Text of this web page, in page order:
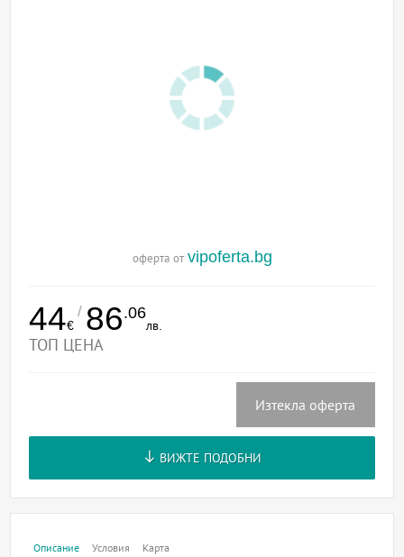
оферта от vipoferta.bg
44€
/ 86.06
лв.
ТОП ЦЕНА
Изтекла оферта
ВИЖТЕ ПОДОБНИ
Описание Условия Карта